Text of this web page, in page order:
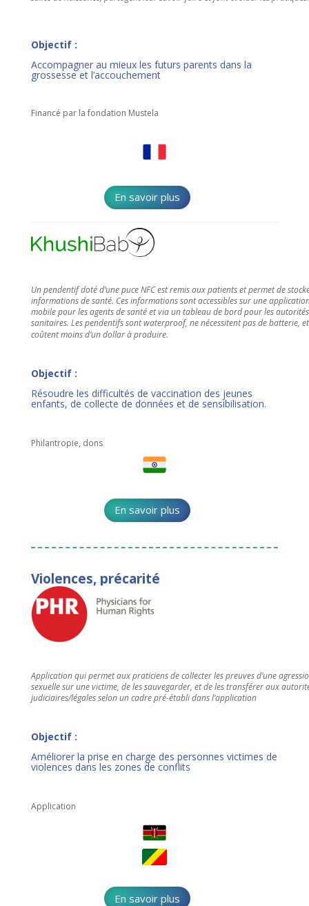
Objectif :
Accompagner au mieux les futurs parents dans la
grossesse et l’accouchement
Financé par la fondation Mustela
En savoir plus
Un pendentif doté d’une puce NFC est remis aux patients et permet de
informations de santé. Ces informations sont accessibles sur une
mobile pour les agents de santé et via un tableau de bord pour les autorités
sanitaires. Les pendentifs sont waterproof, ne nécessitent pas de batterie, et
coûtent moins d’un dollar à produire.
Objectif :
Résoudre les difficultés de vaccination des jeunes
enfants, de collecte de données et de sensibilisation.
Philantropie, dons
En savoir plus
Violences, précarité
Application qui permet aux praticiens de collecter les preuves d’une
sexuelle sur une victime, de les sauvegarder, et de les transférer aux
judiciaires/légales selon un cadre pré-établi dans l’application
Objectif :
Améliorer la prise en charge des personnes victimes de
violences dans les zones de conflits
Application
En savoir plus